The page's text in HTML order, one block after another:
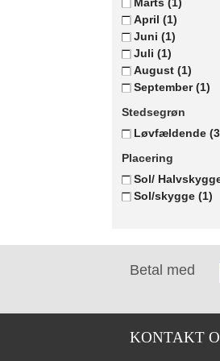
April (1)
Juni (1)
Juli (1)
August (1)
September(1)
Stedsegrøn
Løvfældende
Placering
Sol/
Sol/skygge (1)
Betal med
KONTAKT